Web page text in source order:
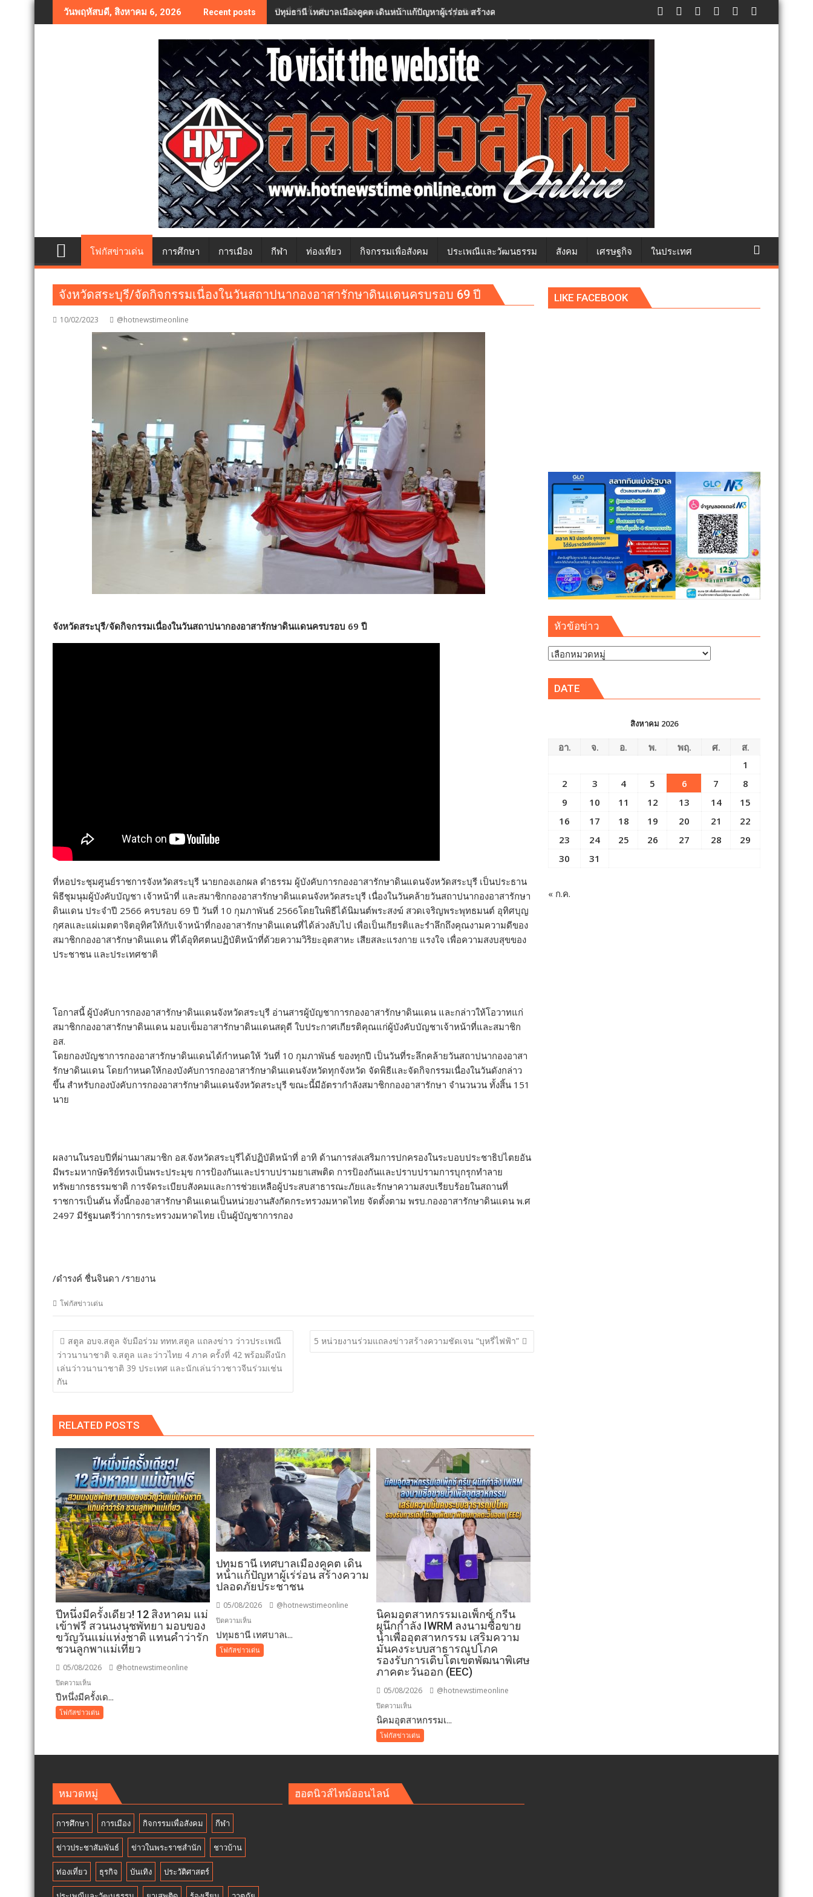
to
วันพฤหัสบดี, สิงหาคม 6, 2026 Recent posts ปทุมธานี เทศบาลเมืองคูคต เดินหน้าแก้ปัญหาผู้เร่ร่อน สร้างความปลอดภัยประชาชน
โฟกัสข่าวเด่น การศึกษา การเมือง กีฬา ท่องเที่ยว กิจกรรมเพื่อสังคม ประเพณีและวัฒนธรรม สังคม เศรษฐกิจ ในประเทศ
จังหวัดสระบุรี/จัดกิจกรรมเนื่องในวันสถาปนากองอาสารักษาดินแดนครบรอบ 69 ปี
10/02/2023 @hotnewstimeonline
จังหวัดสระบุรี/จัดกิจกรรมเนื่องในวันสถาปนากองอาสารักษาดินแดนครบรอบ 69 ปี
ที่หอประชุมศูนย์ราชการจังหวัดสระบุรี นายกองเอกผล ดำธรรม ผู้บังคับการกองอาสารักษาดินแดนจังหวัดสระบุรี เป็นประธาน
พิธีชุมนุมผู้บังคับบัญชา เจ้าหน้าที่ และสมาชิกกองอาสารักษาดินแดนจังหวัดสระบุรี เนื่องในวันคล้ายวันสถาปนากองอาสารักษา
ดินแดน ประจำปี 2566 ครบรอบ 69 ปี วันที่ 10 กุมภาพันธ์ 2566โดยในพิธีได้นิมนต์พระสงฆ์ สวดเจริญพระพุทธมนต์ อุทิศบุญ
กุศลและแผ่เมตตาจิตอุทิศให้กับเจ้าหน้าที่กองอาสารักษาดินแดนที่ได้ล่วงลับไป เพื่อเป็นเกียรติและรำลึกถึงคุณงามความดีของ
สมาชิกกองอาสารักษาดินแดน ที่ได้อุทิศตนปฏิบัติหน้าที่ด้วยความวิริยะอุตสาหะ เสียสละแรงกาย แรงใจ เพื่อความสงบสุขของ
ประชาชน และประเทศชาติ
โอกาสนี้ ผู้บังคับการกองอาสารักษาดินแดนจังหวัดสระบุรี อ่านสารผู้บัญชาการกองอาสารักษาดินแดน และกล่าวให้โอวาทแก่
สมาชิกกองอาสารักษาดินแดน มอบเข็มอาสารักษาดินแดนสดุดี ใบประกาศเกียรติคุณแก่ผู้บังคับบัญชาเจ้าหน้าที่และสมาชิก
อส.
โดยกองบัญชาการกองอาสารักษาดินแดนได้กำหนดให้ วันที่ 10 กุมภาพันธ์ ของทุกปี เป็นวันที่ระลึกคล้ายวันสถาปนากองอาสา
รักษาดินแดน โดยกำหนดให้กองบังคับการกองอาสารักษาดินแดนจังหวัดทุกจังหวัด จัดพิธีและจัดกิจกรรมเนื่องในวันดังกล่าว
ขึ้น สำหรับกองบังคับการกองอาสารักษาดินแดนจังหวัดสระบุรี ขณะนี้มีอัตรากำลังสมาชิกกองอาสารักษา จำนวนวน ทั้งสิ้น 151
นาย
ผลงานในรอบปีที่ผ่านมาสมาชิก อส.จังหวัดสระบุรีได้ปฏิบัติหน้าที่ อาทิ ด้านการส่งเสริมการปกครองในระบอบประชาธิปไตยอัน
มีพระมหากษัตริย์ทรงเป็นพระประมุข การป้องกันและปราบปรามยาเสพติด การป้องกันและปราบปรามการบุกรุกทำลาย
ทรัพยากรธรรมชาติ การจัดระเบียบสังคมและการช่วยเหลือผู้ประสบสาธารณะภัยและรักษาความสงบเรียบร้อยในสถานที่
ราชการเป็นต้น ทั้งนี้กองอาสารักษาดินแดนเป็นหน่วยงานสังกัดกระทรวงมหาดไทย จัดตั้งตาม พรบ.กองอาสารักษาดินแดน พ.ศ
2497 มีรัฐมนตรีว่าการกระทรวงมหาดไทย เป็นผู้บัญชาการกอง
/ดำรงค์ ชื่นจินดา /รายงาน
โฟกัสข่าวเด่น
แนะแนว
เรื่อง
สตูล อบจ.สตูล จับมือร่วม ททท.สตูล แถลงข่าว ว่าวประเพณี
ว่าวนานาชาติ จ.สตูล และว่าวไทย 4 ภาค ครั้งที่ 42 พร้อมดึงนัก
เล่นว่าวนานาชาติ 39 ประเทศ และนักเล่นว่าวชาวจีนร่วมเช่น
กัน
5 หน่วยงานร่วมแถลงข่าวสร้างความชัดเจน “บุหรี่ไฟฟ้า”
RELATED POSTS
ปีหนึ่งมีครั้งเดียว! 12 สิงหาคม แม่
เข้าฟรี สวนนงนุชพัทยา มอบของ
ขวัญวันแม่แห่งชาติ แทนคำว่ารัก
ชวนลูกพาแม่เที่ยว
05/08/2026 @hotnewstimeonline
ปิดความเห็น
ปี
หนึ่ง
มี
แม่
เข้า
ฟรี
สวน
นงนุช
พัทยา
มอบ
ของ
ขวัญ
ปีหนึ่งมีครั้งเด...
โฟกัสข่าวเด่น
ปทุมธานี เทศบาลเมืองคูคต เดิน
หน้าแก้ปัญหาผู้เร่ร่อน สร้างความ
ปลอดภัยประชาชน
05/08/2026 @hotnewstimeonline
ปิดความเห็น
ปทุมธานี
เทศบาล
เมือง
เร่ร่อน
ประชาชน
ปทุมธานี เทศบาลเ...
โฟกัสข่าวเด่น
นิคมอุตสาหกรรมเอเพ็กซ์ กรีน
ผนึกกำลัง IWRM ลงนามซื้อขาย
น้ำเพื่ออุตสาหกรรม เสริมความ
มั่นคงระบบสาธารณูปโภค
รองรับการเติบโตเขตพัฒนาพิเศษ
ภาคตะวันออก (EEC)
05/08/2026 @hotnewstimeonline
ปิดความเห็น
นิคม
อุตสาหกรรม
กรีน
​นิคมอุตสาหกรรมเ...
โฟกัสข่าวเด่น
LIKE FACEBOOK
หัวข้อข่าว
หัวข้อ
DATE
สิงหาคม 2026
อา. จ. อ. พ. พฤ. ศ.
ส.
1
2
3 4 5 6 7
8
9
10 11 12 13 14
15
16
17 18 19 20 21
22
23
24 25 26 27 28
29
30
31
« ก.ค.
หมวดหมู่
การศึกษา การเมือง กิจกรรมเพื่อสังคม กีฬา
ข่าวประชาสัมพันธ์ ข่าวในพระราชสำนัก ชาวบ้าน
ท่องเที่ยว ธุรกิจ บันเทิง ประวัติศาสตร์
ฮอตนิวส์ไทม์ออนไลน์